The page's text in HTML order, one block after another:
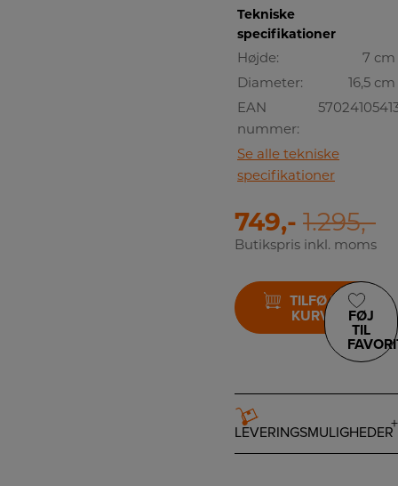
Tekniske
specifikationer
Højde:
7 cm
Diameter:
16,5 cm
EAN
nummer:
Se alle tekniske
specifikationer
749,- 1.295,-
Butikspris inkl. moms
TILFØJ TIL
KURV
FØJ
TIL
LEVERINGSMULIGHEDER